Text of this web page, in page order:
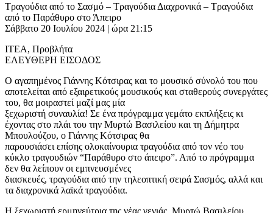
Τραγούδια από το Σασμό – Τραγούδια Διαχρονικά – Τραγούδια
από το Παράθυρο στο Άπειρο
Σάββατο 20 Ιουλίου 2024 | ώρα 21:15
ΙΤΕΑ, Προβλήτα
ΕΛΕΥΘΕΡΗ ΕΙΣΟΔΟΣ
Ο αγαπημένος Γιάννης Κότσιρας και το μουσικό σύνολό του που
αποτελείται από εξαιρετικούς μουσικούς και σταθερούς συνεργάτες
του, θα μοιραστεί μαζί μας μία
ξεχωριστή συναυλία! Σε ένα πρόγραμμα γεμάτο εκπλήξεις κι
έχοντας στο πλάι του την Μυρτώ Βασιλείου και τη Δήμητρα
Μπουλούζου, ο Γιάννης Κότσιρας θα
παρουσιάσει επίσης ολοκαίνουρια τραγούδια από τον νέο του
κύκλο τραγουδιών “Παράθυρο στο άπειρο”. Από το πρόγραμμα
δεν θα λείπουν οι εμπνευσμένες
διασκευές, τραγούδια από την τηλεοπτική σειρά Σασμός, αλλά και
τα διαχρονικά λαϊκά τραγούδια.
Η ξεχωριστή ερμηνεύτρια της νέας γενιάς, Μυρτώ Βασιλείου,